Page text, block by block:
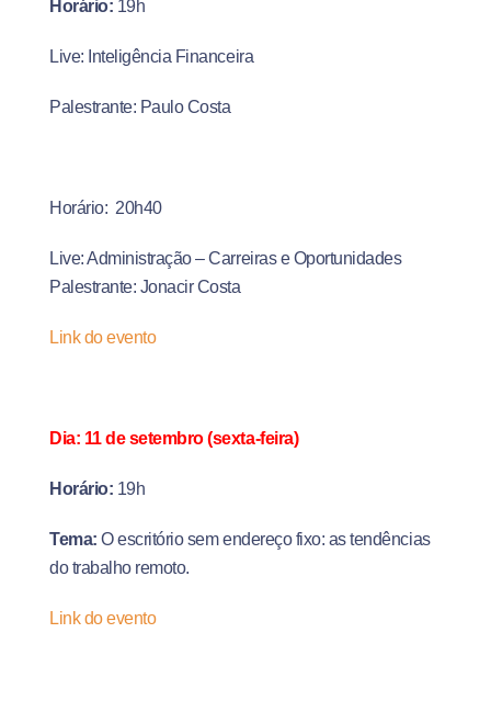
Horário: 19h
Live: Inteligência Financeira
Palestrante: Paulo Costa
Horário: 20h40
Live: Administração – Carreiras e Oportunidades
Palestrante: Jonacir Costa
Link do evento
Dia: 11 de setembro (sexta-feira)
Horário: 19h
Tema: O escritório sem endereço fixo: as tendências
do trabalho remoto.
Link do evento